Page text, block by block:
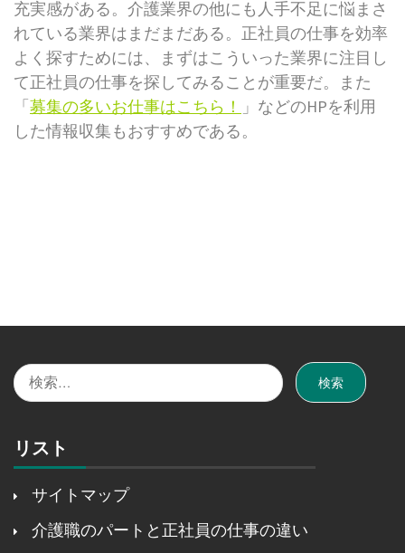
充実感がある。介護業界の他にも人手不足に悩まさ
れている業界はまだまだある。正社員の仕事を効率
よく探すためには、まずはこういった業界に注目し
て正社員の仕事を探してみることが重要だ。また
「募集の多いお仕事はこちら！
」などのHPを利用
した情報収集もおすすめである。
検
索:
リスト
サイトマップ
介護職のパートと正社員の仕事の違い